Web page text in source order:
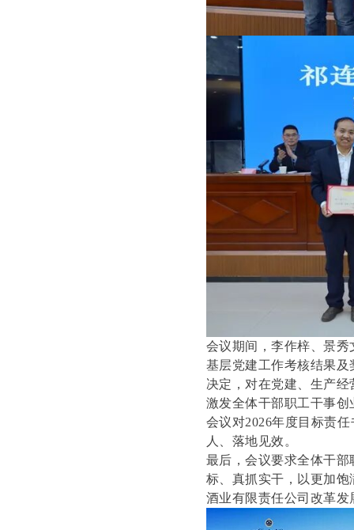
会议期间，李作梓、景
基层党建工作考核结果
决定，对在党建、生产
激发全体干部职工干事
会议对2026年度目标责
人、落地见效。
最后，会议要求全体干
标、真抓实干，以更加
酒业有限责任公司改革发